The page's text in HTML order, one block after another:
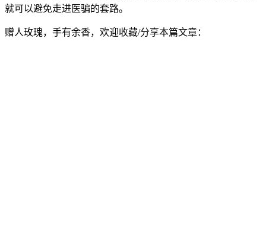
就可以避免走进医骗的套路。
赠人玫瑰，手有余香，欢迎收藏/分享本篇文章：